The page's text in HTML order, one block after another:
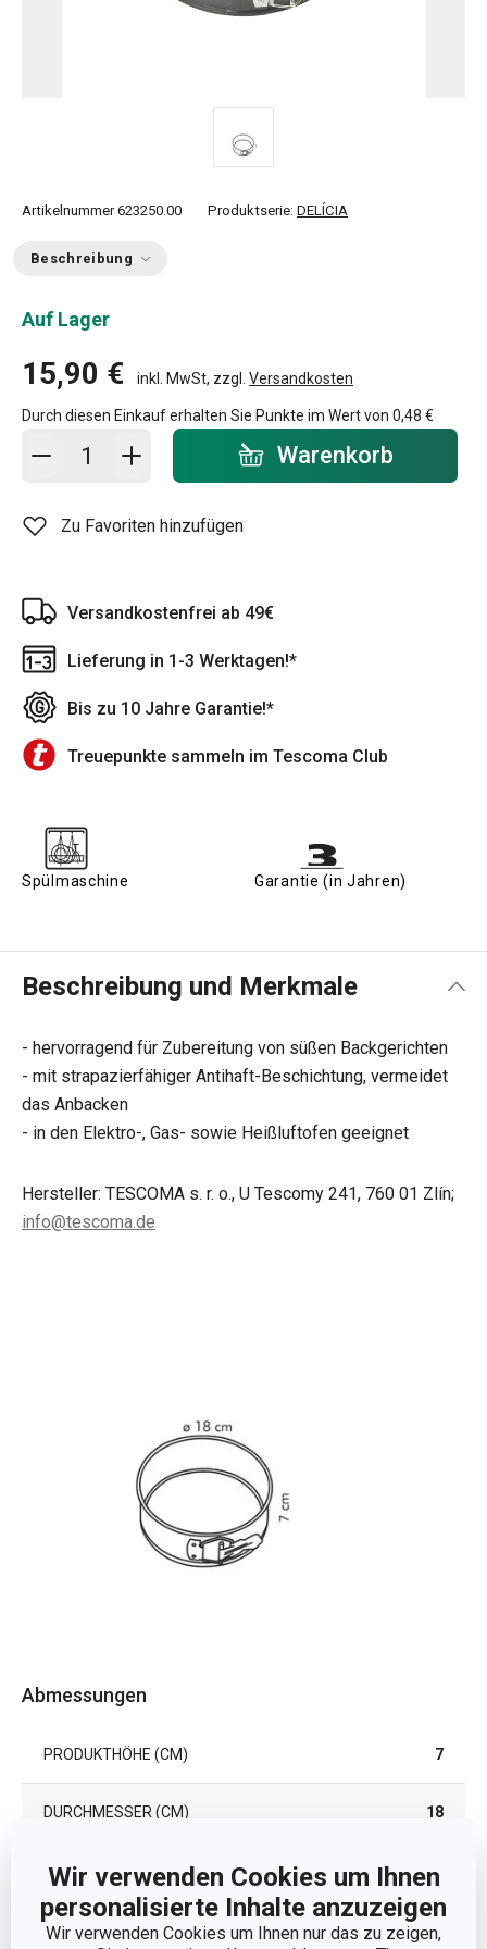
Wir verwenden Cookies um Ihnen
personalisierte Inhalte anzuzeigen
Wir verwenden Cookies um Ihnen nur das zu zeigen,
Artikelnummer 623250.00 Produktserie: DELÍCIA
Beschreibung
Auf Lager
15,90 € inkl. MwSt, zzgl. Versandkosten
Durch diesen Einkauf erhalten Sie Punkte im Wert von 0,48 €
In den Warenkorb - Menge Warenkorb
Zu Favoriten hinzufügen
Versandkostenfrei ab 49€
Lieferung in 1-3 Werktagen!*
Bis zu 10 Jahre Garantie!*
Treuepunkte sammeln im Tescoma Club
Spülmaschine Garantie (in Jahren)
Beschreibung und Merkmale
- hervorragend für Zubereitung von süßen Backgerichten
- mit strapazierfähiger Antihaft-Beschichtung, vermeidet
das Anbacken
- in den Elektro-, Gas- sowie Heißluftofen geeignet
Hersteller: TESCOMA s. r. o., U Tescomy 241, 760 01 Zlín;
info@tescoma.de
Abmessungen
PRODUKTHÖHE (CM) 7
DURCHMESSER (CM) 18
Andere Parameter